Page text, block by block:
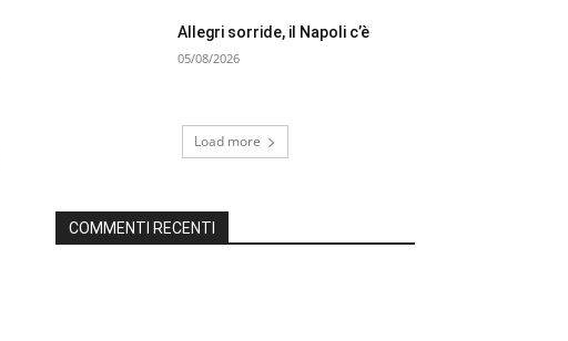
Allegri sorride, il Napoli c’è
05/08/2026
Load more
COMMENTI RECENTI